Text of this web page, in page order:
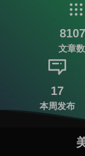
文章
17
本周发布